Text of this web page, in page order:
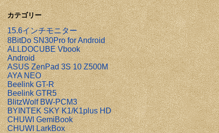
カテゴリー
15.6インチモニター
8BitDo SN30Pro for Android
ALLDOCUBE Vbook
Android
ASUS ZenPad 3S 10 Z500M
AYA NEO
Beelink GT-R
Beelink GTR5
BlitzWolf BW-PCM3
BYINTEK SKY K1/K1plus HD
CHUWI GemiBook
CHUWI LarkBox